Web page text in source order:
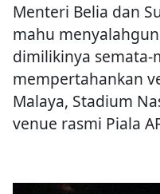
Menteri Belia dan
mahu
dimilikinya semata-
mempertahankan
Malaya, Stadium
venue rasmi Piala